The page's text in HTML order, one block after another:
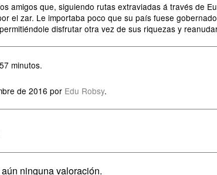
amigos que, siguiendo rutas extraviadas á través de
el zar. Le importaba poco que su país fuese
disfrutar otra vez de sus riquezas y
minutos.
de 2016 por Edu Robsy.
ninguna valoración.